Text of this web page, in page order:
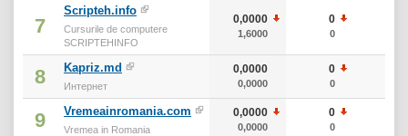
7
Scripteh.info
Cursurile de computere
SCRIPTEHINFO
0,0000
1,6000
0
0
8 Kapriz.md
Интернет
0,0000
0,0000
0
0
9 Vremeainromania.com
Vremea in Romania
0,0000
0,0000
0
0